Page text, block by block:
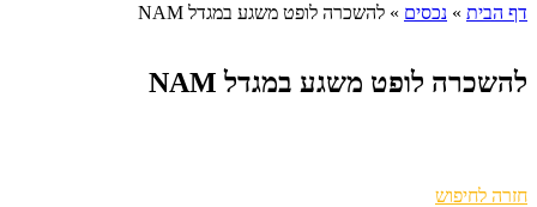
דף הבית » נכסים » להשכרה לופט משגע במגדל NAM
להשכרה לופט משגע במגדל NAM
חזרה לחיפוש